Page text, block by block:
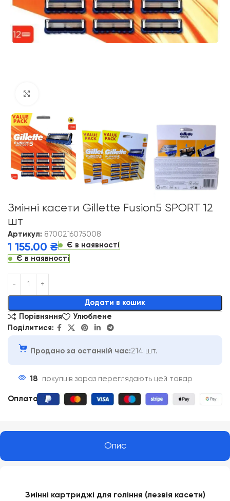
Змінні касети Gillette Fusion5 SPORT 12
шт
Артикул: 8700216075008
1 155.00 ₴
Є в наявності
Є в наявності
Додати в кошик
Alternative:
Порівняння
Улюблене
Поділитися:
Продано за останній час:214 шт.
18 покупців зараз переглядають цей товар
Оплата
Опис
Змінні картриджі для гоління (лезвія касети)